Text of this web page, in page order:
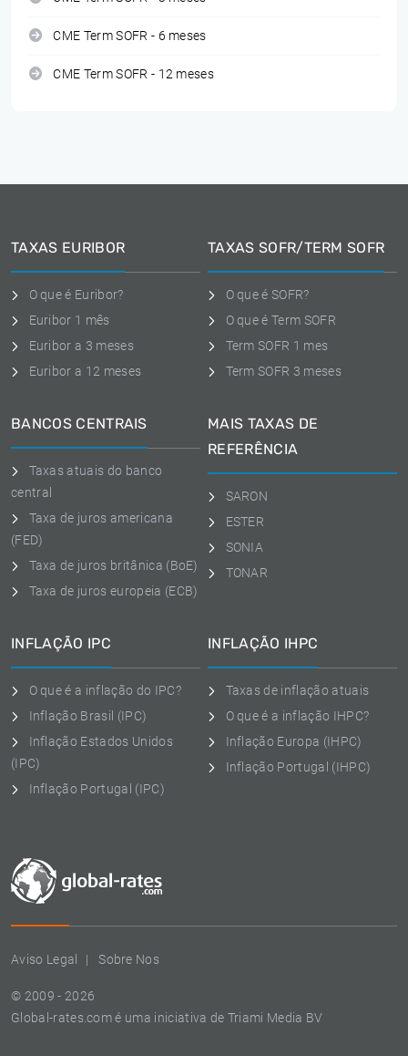
CME Term SOFR - 6 meses
CME Term SOFR - 12 meses
Aviso Legal Sobre Nos
© 2009 - 2026
Global-rates.com é uma iniciativa de Triami Media BV
TAXAS EURIBOR
O que é Euribor?
Euribor 1 mês
Euribor a 3 meses
Euribor a 12 meses
TAXAS SOFR/TERM SOFR
O que é SOFR?
O que é Term SOFR
Term SOFR 1 mes
Term SOFR 3 meses
BANCOS CENTRAIS
Taxas atuais do banco
central
Taxa de juros americana
(FED)
Taxa de juros britânica (BoE)
Taxa de juros europeia (ECB)
MAIS TAXAS DE
REFERÊNCIA
SARON
ESTER
SONIA
TONAR
INFLAÇÃO IPC
O que é a inflação do IPC?
Inflação Brasil (IPC)
Inflação Estados Unidos
(IPC)
Inflação Portugal (IPC)
INFLAÇÃO IHPC
Taxas de inflação atuais
O que é a inflação IHPC?
Inflação Europa (IHPC)
Inflação Portugal (IHPC)